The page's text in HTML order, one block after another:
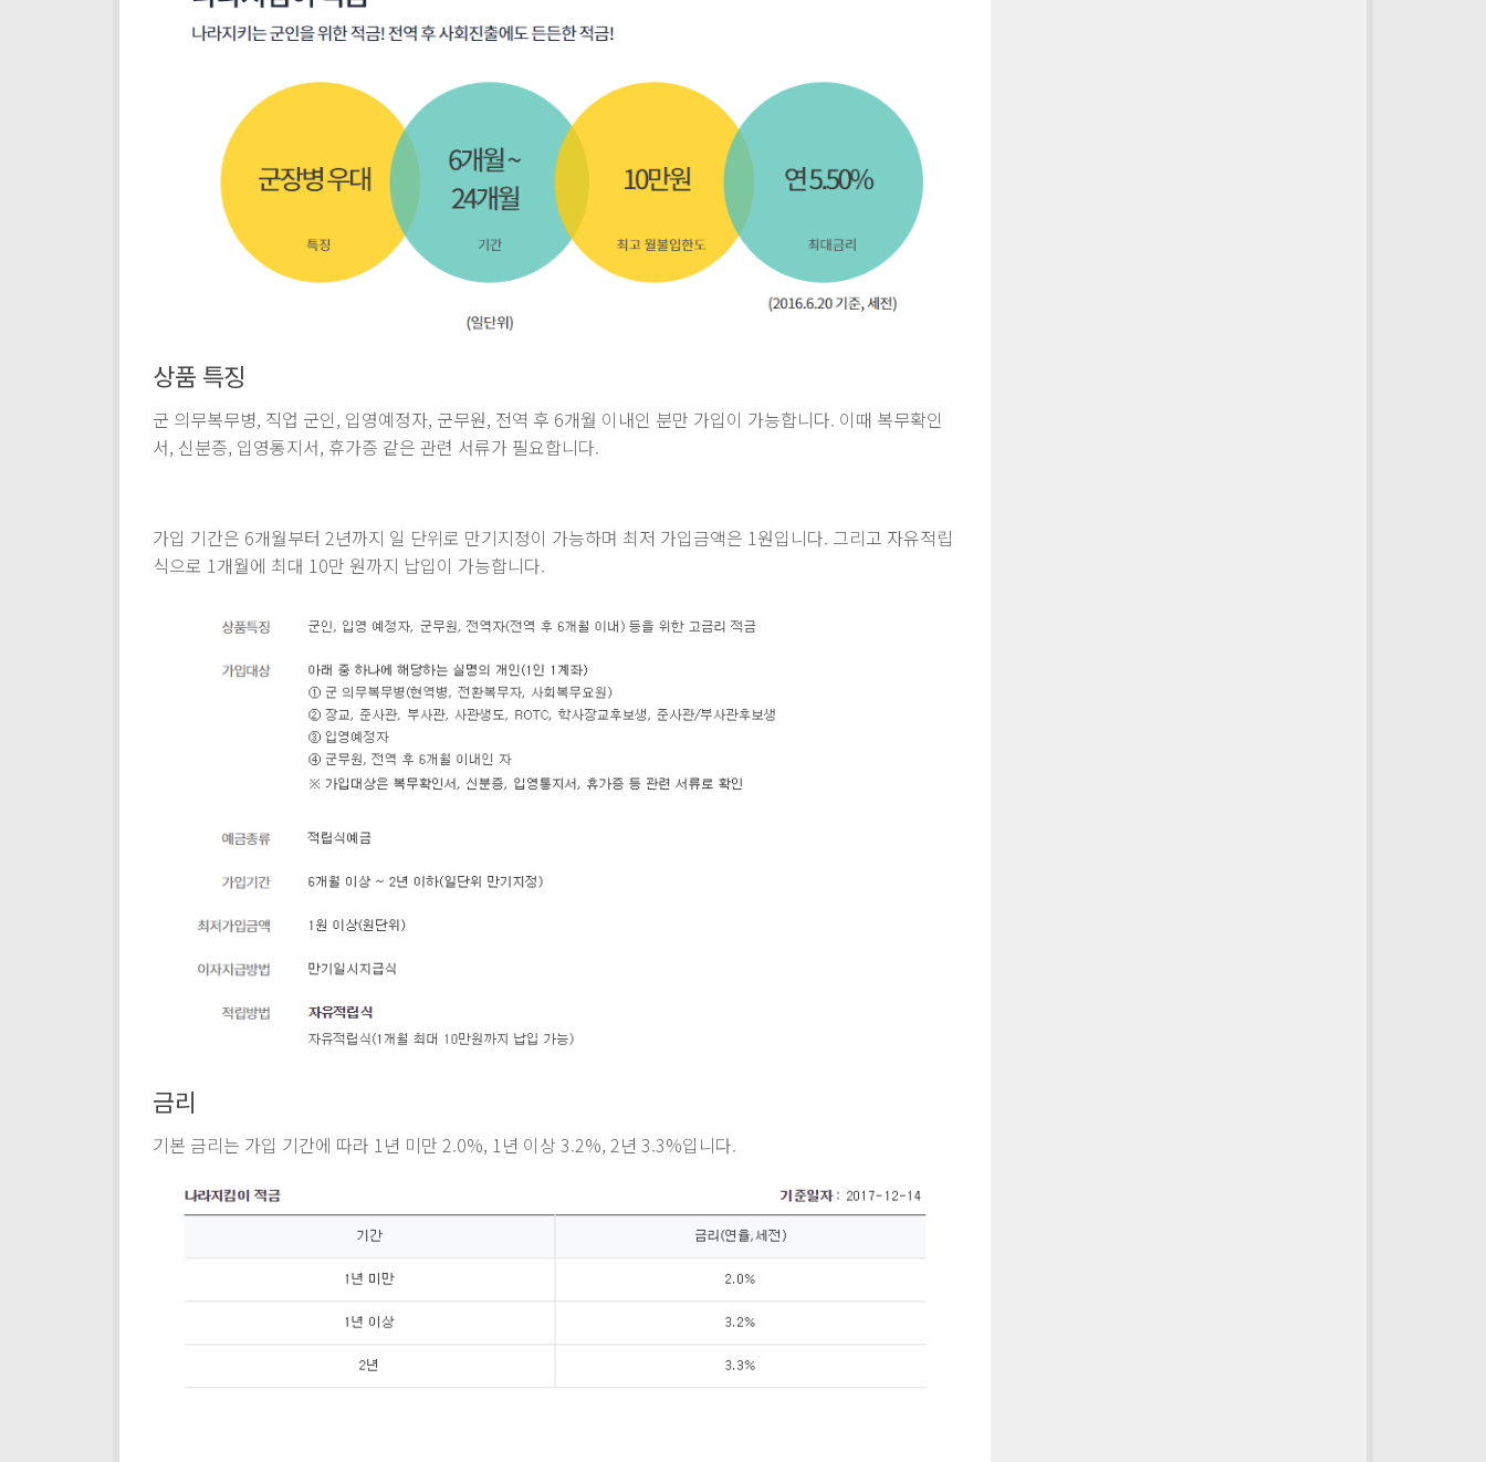
상품 특징
군 의무복무병, 직업 군인, 입영예정자, 군무원, 전역 후 6개월 이내인 분만 가입이 가능합니다. 이때 복무확인
서, 신분증, 입영통지서, 휴가증 같은 관련 서류가 필요합니다.
가입 기간은 6개월부터 2년까지 일 단위로 만기지정이 가능하며 최저 가입금액은 1원입니다. 그리고 자유적립
식으로 1개월에 최대 10만 원까지 납입이 가능합니다.
금리
기본 금리는 가입 기간에 따라 1년 미만 2.0%, 1년 이상 3.2%, 2년 3.3%입니다.